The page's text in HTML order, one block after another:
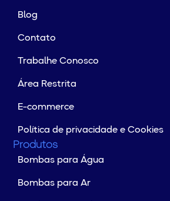
Blog
Contato
Trabalhe Conosco
Área Restrita
E-commerce
Política de privacidade e Cookies
Produtos
Bombas para Água
Bombas para Ar